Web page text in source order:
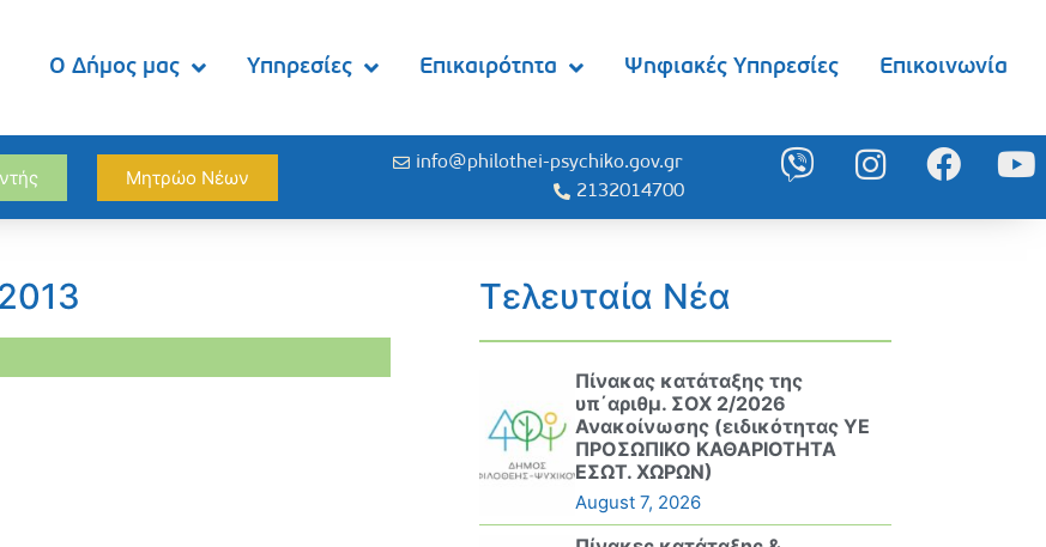
Ο Δήμος μας Υπηρεσίες Επικαιρότητα Ψηφιακές Υπηρεσίες Επικοινωνία
Μητρώο Νέων
info@philothei-psychiko.gov.gr
2132014700
Τελευταία Νέα
Πίνακας κατάταξης της
υπ΄αριθμ. ΣΟΧ 2/2026
Ανακοίνωσης (ειδικότητας ΥΕ
ΠΡΟΣΩΠΙΚΟ ΚΑΘΑΡΙΟΤΗΤΑ
ΕΣΩΤ. ΧΩΡΩΝ)
August 7, 2026